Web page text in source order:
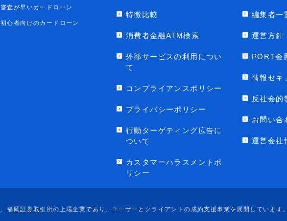
審査が早いカードローン
初心者向けのカードローン
特徴比較
消費者金融ATM検索
外部サービスの利用につい
て
コンプライアンスポリシー
プライバシーポリシー
行動ターゲティング広告に
ついて
カスタマーハラスメントポ
リシー
編集者一
運営方針
PORT会
情報セキ
反社会的
お問い合
運営会社